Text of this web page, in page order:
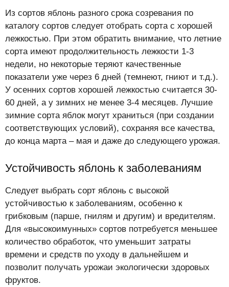
Из сортов яблонь разного срока созревания по
каталогу сортов следует отобрать сорта с хорошей
лежкостью. При этом обратить внимание, что летние
сорта имеют продолжительность лежкости 1-3
недели, но некоторые теряют качественные
показатели уже через 6 дней (темнеют, гниют и т.д.).
У осенних сортов хорошей лежкостью считается 30-
60 дней, а у зимних не менее 3-4 месяцев. Лучшие
зимние сорта яблок могут храниться (при создании
соответствующих условий), сохраняя все качества,
до конца марта – мая и даже до следующего урожая.
Устойчивость яблонь к заболеваниям
Следует выбрать сорт яблонь с высокой
устойчивостью к заболеваниям, особенно к
грибковым (парше, гнилям и другим) и вредителям.
Для «высокоимунных» сортов потребуется меньшее
количество обработок, что уменьшит затраты
времени и средств по уходу в дальнейшем и
позволит получать урожаи экологически здоровых
фруктов.